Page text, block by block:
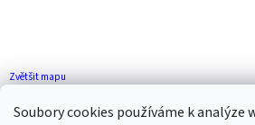
Soubory cookies používáme k analýze
Zvětšit mapu